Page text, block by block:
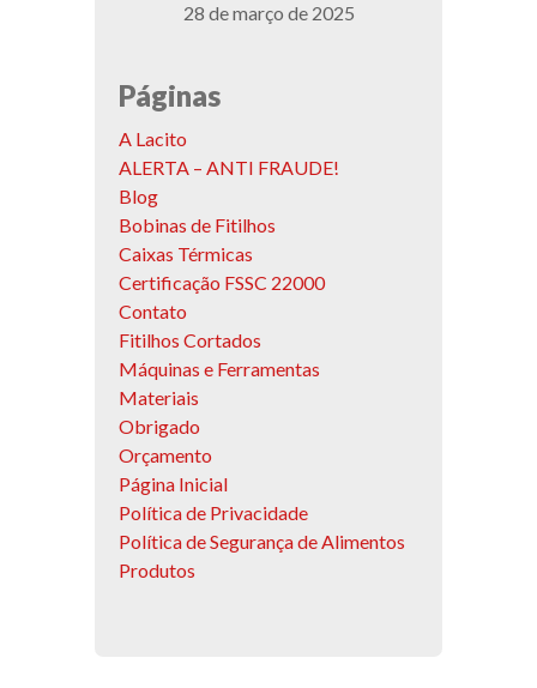
28 de março de 2025
Páginas
A Lacito
ALERTA – ANTI FRAUDE!
Blog
Bobinas de Fitilhos
Caixas Térmicas
Certificação FSSC 22000
Contato
Fitilhos Cortados
Máquinas e Ferramentas
Materiais
Obrigado
Orçamento
Página Inicial
Política de Privacidade
Política de Segurança de Alimentos
Produtos